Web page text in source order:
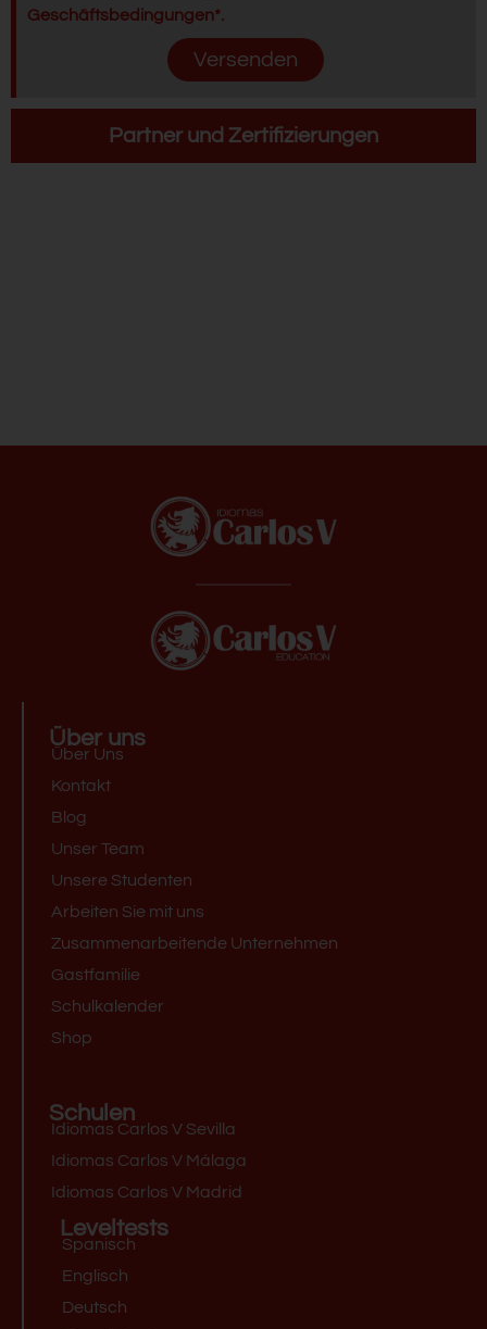
Geschäftsbedingungen*.
Versenden
Partner und Zertifizierungen
Über uns
Über Uns
Kontakt
Blog
Unser Team
Unsere Studenten
Arbeiten Sie mit uns
Zusammenarbeitende Unternehmen
Gastfamilie
Schulkalender
Shop
Schulen
Idiomas Carlos V Sevilla
Idiomas Carlos V Málaga
Idiomas Carlos V Madrid
Leveltests
Spanisch
Englisch
Deutsch